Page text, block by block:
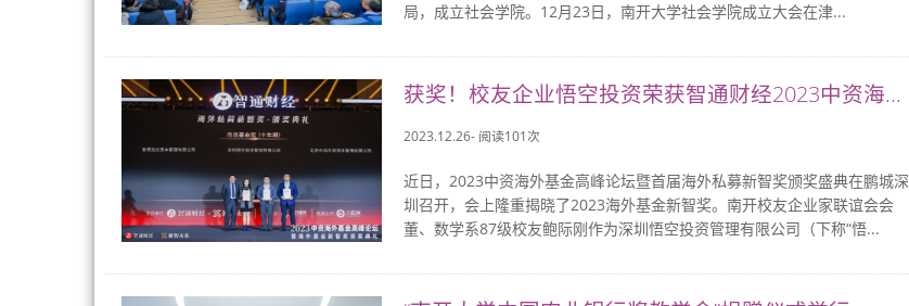
局，成立社会学院。12月23日，南开大学社会学院成立大会在津...
获奖！校友企业悟空投资荣获智通财经2023中资海...
2023.12.26- 阅读101次
近日，2023中资海外基金高峰论坛暨首届海外私募新智奖颁奖盛典在鹏城深
圳召开，会上隆重揭晓了2023海外基金新智奖。南开校友企业家联谊会会
董、数学系87级校友鲍际刚作为深圳悟空投资管理有限公司（下称“悟...